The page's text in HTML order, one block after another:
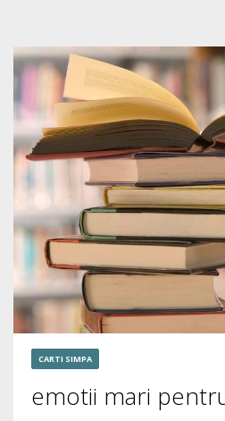
CARTI SIMPA
emotii mari